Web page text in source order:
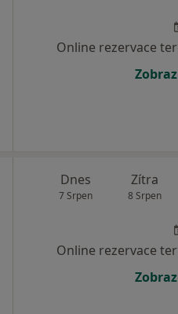
Online rezervace
Dnes
7 Srpen
Zítra
8 Srpen
Online rezervace